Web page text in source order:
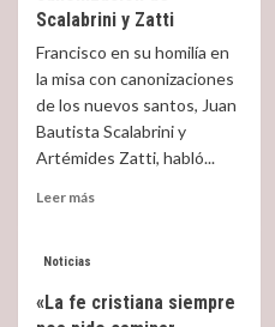
vida
el
Mediterráneo
Scalabrini y Zatti
Francisco en su homilía en
la misa con canonizaciones
de los nuevos santos, Juan
Bautista Scalabrini y
Artémides Zatti, habló...
Leer más
y
Noticias
«La fe cristiana siempre